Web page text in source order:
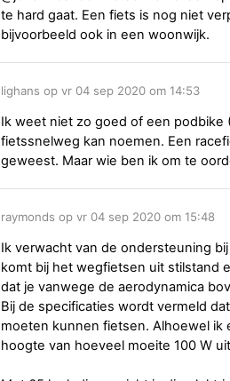
te hard gaat. Een fiets is nog niet
bijvoorbeeld ook in een woonwijk.
lighans op vr 04 sep 2020 om 14:53
Ik weet niet zo goed of een
fietssnelweg kan noemen. Een
geweest. Maar wie ben ik om te
raymonds op vr 04 sep 2020 om 15:48
Ik verwacht van de ondersteuning
komt bij het wegfietsen uit stilstand
dat je vanwege de aerodynamica
Bij de specificaties wordt vermeld
moeten kunnen fietsen. Alhoewel
hoogte van hoeveel moeite 100 W